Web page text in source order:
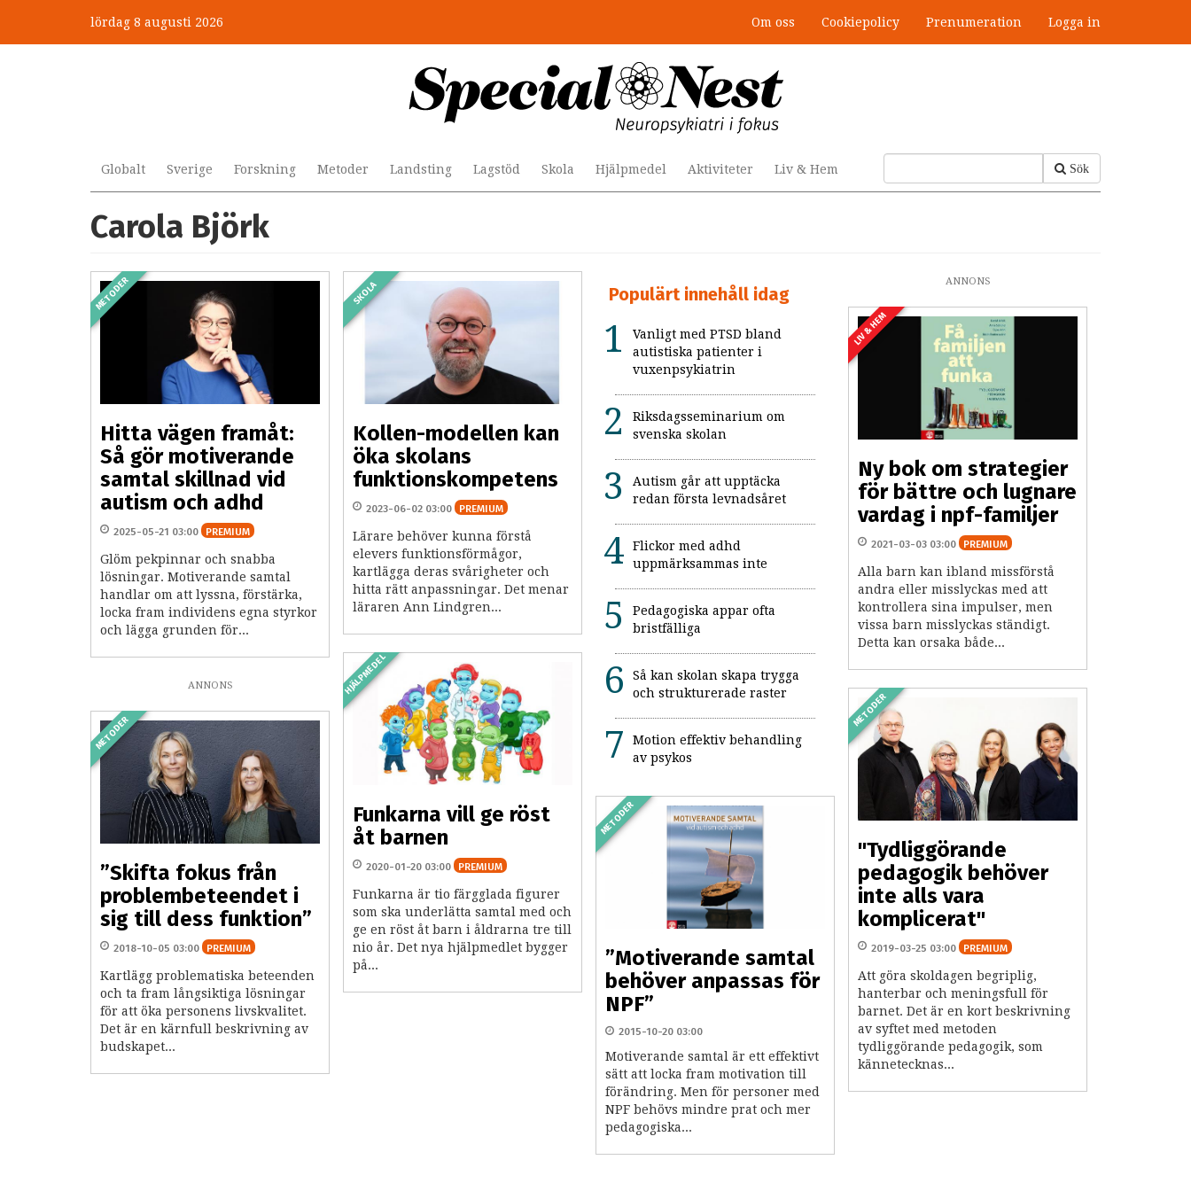
huvudinnehåll
lördag 8 augusti 2026 Om oss Cookiepolicy Prenumeration Logga in
Sök
Globalt Sverige Forskning Metoder Landsting Lagstöd Skola Hjälpmedel Aktiviteter Liv & Hem
Carola Björk
METODER
Hitta vägen framåt:
Så gör motiverande
samtal skillnad vid
autism och adhd
2025-05-21 03:00 PREMIUM
Glöm pekpinnar och snabba
lösningar. Motiverande samtal
handlar om att lyssna, förstärka,
locka fram individens egna styrkor
och lägga grunden för...
SKOLA
Kollen-modellen kan
öka skolans
funktionskompetens
2023-06-02 03:00 PREMIUM
Lärare behöver kunna förstå
elevers funktionsförmågor,
kartlägga deras svårigheter och
hitta rätt anpassningar. Det menar
läraren Ann Lindgren...
Populärt innehåll idag
Vanligt med PTSD bland
autistiska patienter i
vuxenpsykiatrin
Riksdagsseminarium om
svenska skolan
Autism går att upptäcka
redan första levnadsåret
Flickor med adhd
uppmärksammas inte
Pedagogiska appar ofta
bristfälliga
Så kan skolan skapa trygga
och strukturerade raster
Motion effektiv behandling
av psykos
ANNONS
LIV & HEM
Ny bok om strategier
för bättre och lugnare
vardag i npf-familjer
2021-03-03 03:00 PREMIUM
Alla barn kan ibland missförstå
andra eller misslyckas med att
kontrollera sina impulser, men
vissa barn misslyckas ständigt.
Detta kan orsaka både...
HJÄLPMEDEL
Funkarna vill ge röst
åt barnen
2020-01-20 03:00 PREMIUM
Funkarna är tio färgglada figurer
som ska underlätta samtal med och
ge en röst åt barn i åldrarna tre till
nio år. Det nya hjälpmedlet bygger
på...
ANNONS
METODER
"Tydliggörande
pedagogik behöver
inte alls vara
komplicerat"
2019-03-25 03:00 PREMIUM
Att göra skoldagen begriplig,
hanterbar och meningsfull för
barnet. Det är en kort beskrivning
av syftet med metoden
tydliggörande pedagogik, som
kännetecknas...
METODER
”Skifta fokus från
problembeteendet i
sig till dess funktion”
2018-10-05 03:00 PREMIUM
Kartlägg problematiska beteenden
och ta fram långsiktiga lösningar
för att öka personens livskvalitet.
Det är en kärnfull beskrivning av
budskapet...
METODER
”Motiverande samtal
behöver anpassas för
NPF”
2015-10-20 03:00
Motiverande samtal är ett effektivt
sätt att locka fram motivation till
förändring. Men för personer med
NPF behövs mindre prat och mer
pedagogiska...